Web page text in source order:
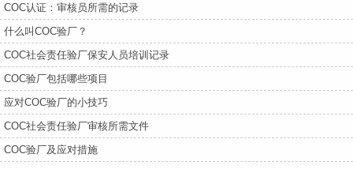
COC认证：审核员所需的记录
什么叫COC验厂？
COC社会责任验厂保安人员培训记录
COC验厂包括哪些项目
应对COC验厂的小技巧
COC社会责任验厂审核所需文件
COC验厂及应对措施